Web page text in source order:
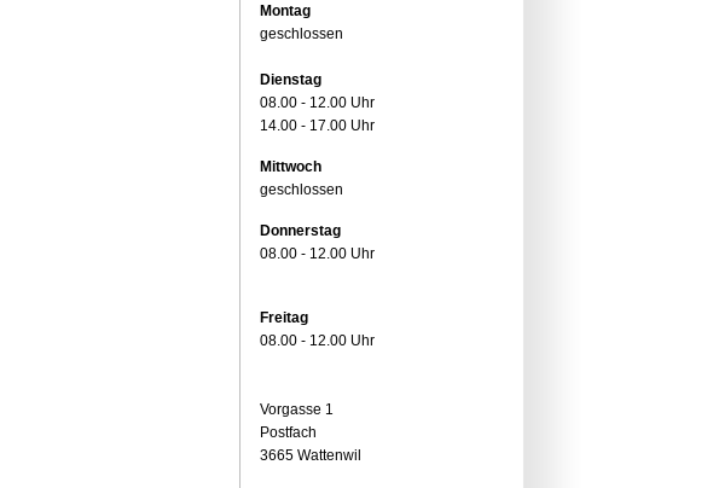
Montag
geschlossen
Dienstag
08.00 - 12.00 Uhr
14.00 - 17.00 Uhr
Mittwoch
geschlossen
Donnerstag
08.00 - 12.00 Uhr
Freitag
08.00 - 12.00 Uhr
Vorgasse 1
Postfach
3665 Wattenwil